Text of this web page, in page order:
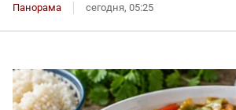
Панорама сегодня, 05:25